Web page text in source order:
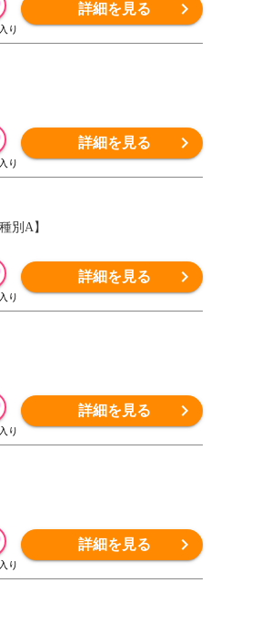
詳細を見る
詳細を見る
別A】
詳細を見る
詳細を見る
詳細を見る